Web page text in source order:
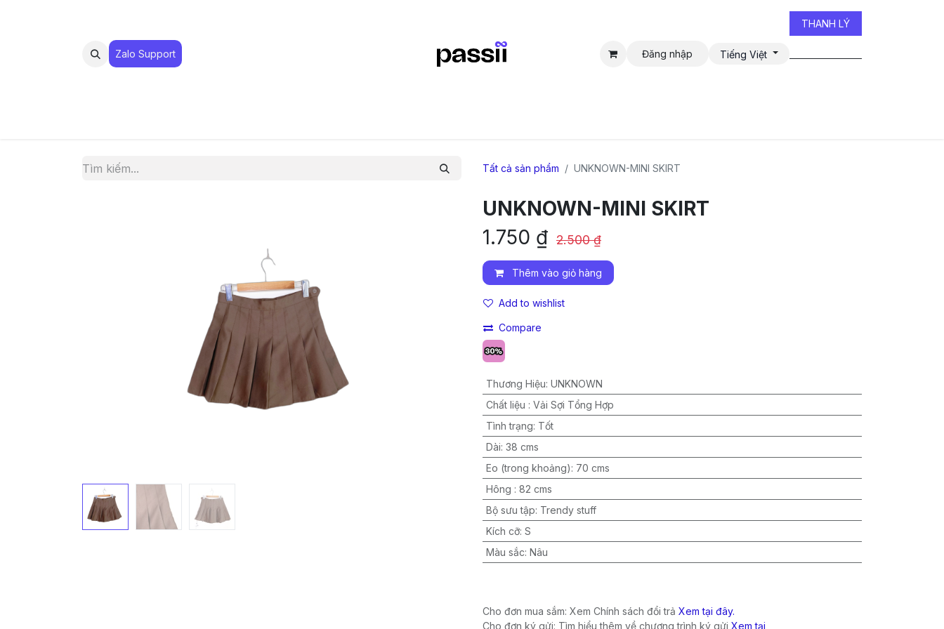
Zalo Suppo​​​​​​rt Đăng nhập Tiếng Việt
THANH LÝ
Tất cả sản phẩm UNKNOWN-MINI SKIRT
UNKNOWN-MINI SKIRT
1.750 ₫ 2.500₫
Thêm vào giỏ hàng
Add to wishlist
Compare
Thương Hiệu: UNKNOWN
Chất liệu : Vải Sợi Tổng Hợp
Tình trạng: Tốt
Dài: 38 cms
Eo (trong khoảng): 70 cms
Hông : 82 cms
Bộ sưu tập: Trendy stuff
Kích cỡ: S
Màu sắc: Nâu
Cho đơn mua sắm: Xem Chính sách đổi trả Xem tại đây.
Cho đơn ký gửi: Tìm hiểu thêm về chương trình ký gửi Xem tại